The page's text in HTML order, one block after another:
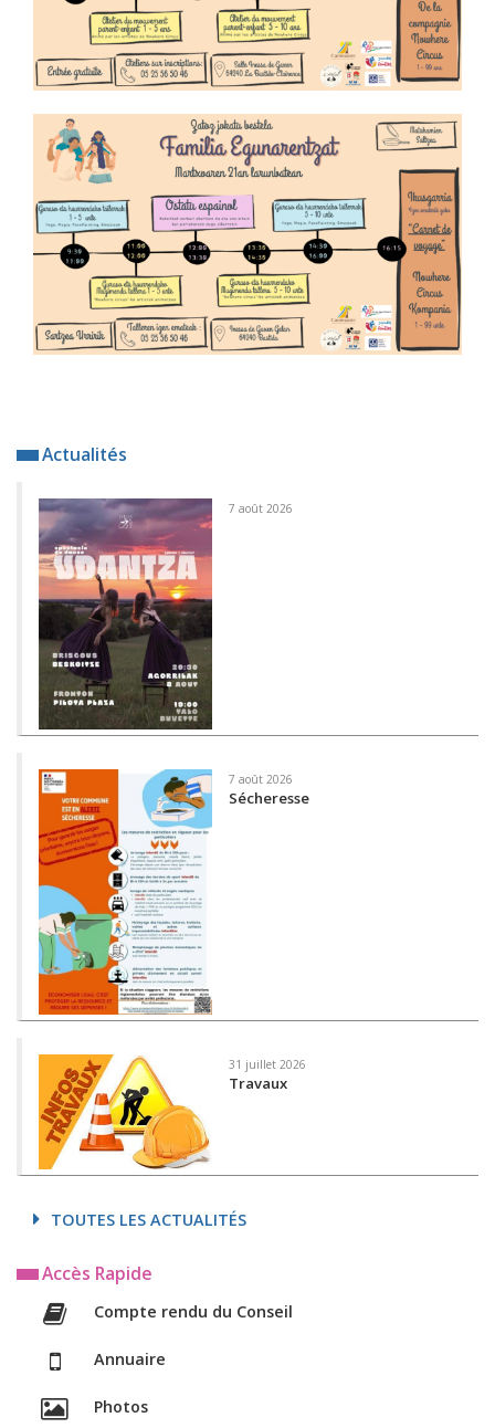
Actualités
7 août 2026
7 août 2026
Sécheresse
31 juillet 2026
Travaux
TOUTES LES ACTUALITÉS
Accès Rapide
Compte rendu du Conseil
Annuaire
Photos